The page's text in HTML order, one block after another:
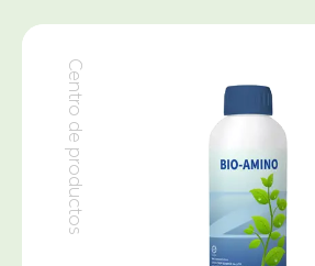
Centro de productos
Centro de productos